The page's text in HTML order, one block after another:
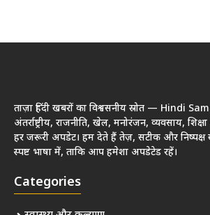
ताज़ा हिंदी खबरों का विश्वसनीय स्रोत — Hindi
अंतर्राष्ट्रीय, राजनीति, खेल, मनोरंजन, व्यवसाय,
हर जरूरी अपडेट। हम देते हैं तेज़, सटीक और
स्पष्ट भाषा में, ताकि आप हमेशा अपडेटेड रहें।
Categories